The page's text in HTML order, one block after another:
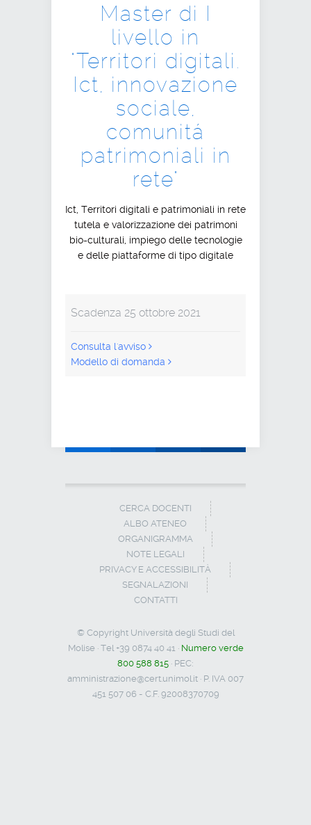
Master di I
livello in
"Territori digitali.
Ict, innovazione
sociale,
comunitá
patrimoniali in
rete"
Ict, Territori digitali e patrimoniali in rete
tutela e valorizzazione dei patrimoni
bio-culturali, impiego delle tecnologie
e delle piattaforme di tipo digitale
Scadenza 25 ottobre 2021
Consulta l'avviso
Modello di domanda
CERCA DOCENTI
ALBO ATENEO
ORGANIGRAMMA
NOTE LEGALI
PRIVACY E ACCESSIBILITÀ
SEGNALAZIONI
CONTATTI
© Copyright Università degli Studi del
Molise · Tel +39 0874 40 41 · Numero verde
800 588 815 · PEC:
amministrazione@cert.unimol.it · P. IVA 007
451 507 06 - C.F. 92008370709